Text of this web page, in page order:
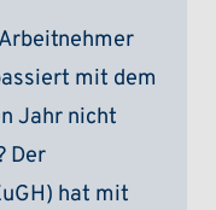
mit dem
Jahr nicht
Der
hat mit